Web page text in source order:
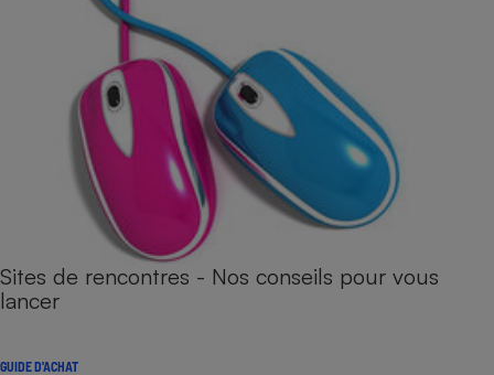
Sites de rencontres - Nos conseils pour vous
lancer
GUIDE D'ACHAT